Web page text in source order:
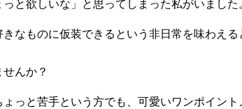
と欲しいな」と思ってしまった私がいました
なものに仮装できるという非日常を味わえる
んか？
っと苦手という方でも、可愛いワンポイント